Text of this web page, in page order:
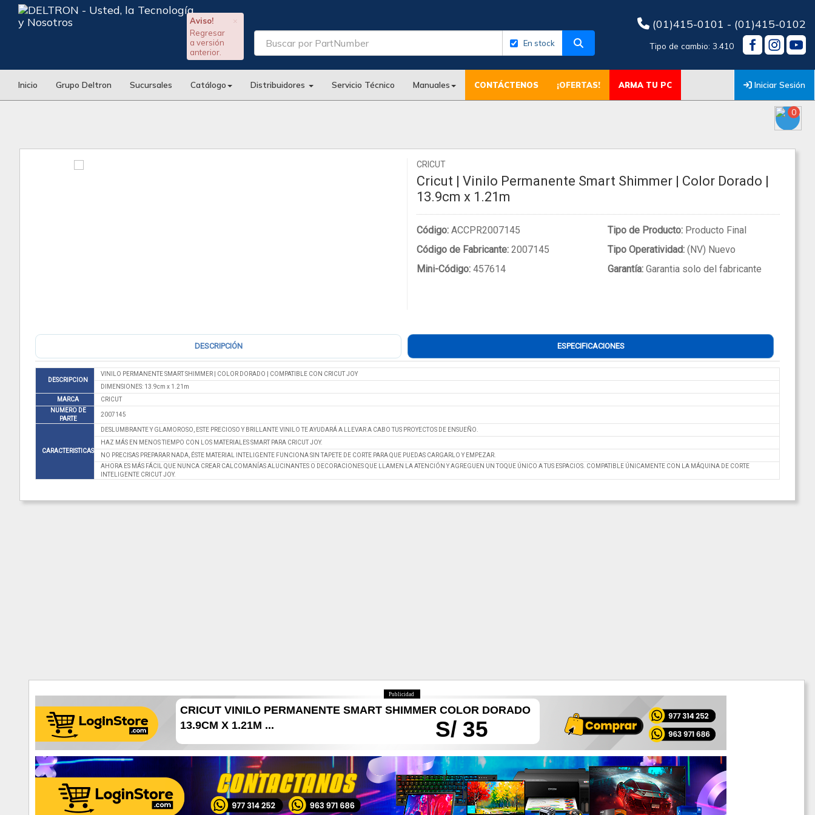
×
Aviso!
Regresar
a versión
anterior.
En stock
(01)415-0101 - (01)415-0102
Tipo de cambio: 3.410
Inicio Grupo Deltron Sucursales Catálogo Distribuidores Servicio Técnico Manuales CONTÁCTENOS ¡OFERTAS! ARMA TU PC Iniciar Sesión
0
CRICUT
Cricut | Vinilo Permanente Smart Shimmer | Color Dorado |
13.9cm x 1.21m
Código: ACCPR2007145
Código de Fabricante: 2007145
Mini-Código: 457614
Tipo de Producto:Producto Final
Tipo Operatividad:(NV) Nuevo
Garantía:Garantia solo del fabricante
DESCRIPCIÓN ESPECIFICACIONES
DESCRIPCION
VINILO PERMANENTE SMART SHIMMER | COLOR DORADO | COMPATIBLE CON CRICUT JOY
DIMENSIONES: 13.9cm x 1.21m
MARCA
CRICUT
NUMERO DE
PARTE
2007145
CARACTERISTICAS
DESLUMBRANTE Y GLAMOROSO, ESTE PRECIOSO Y BRILLANTE VINILO TE AYUDARÁ A LLEVAR A CABO TUS PROYECTOS DE ENSUEÑO.
HAZ MÁS EN MENOS TIEMPO CON LOS MATERIALES SMART PARA CRICUT JOY.
NO PRECISAS PREPARAR NADA, ÉSTE MATERIAL INTELIGENTE FUNCIONA SIN TAPETE DE CORTE PARA QUE PUEDAS CARGARLO Y EMPEZAR.
AHORA ES MÁS FÁCIL QUE NUNCA CREAR CALCOMANÍAS ALUCINANTES O DECORACIONES QUE LLAMEN LA ATENCIÓN Y AGREGUEN UN TOQUE ÚNICO A TUS ESPACIOS. COMPATIBLE ÚNICAMENTE CON LA MÁQUINA DE CORTE
INTELIGENTE CRICUT JOY.
Publicidad
S/ 35
CRICUT VINILO PERMANENTE SMART SHIMMER COLOR DORADO
13.9CM X 1.21M ...